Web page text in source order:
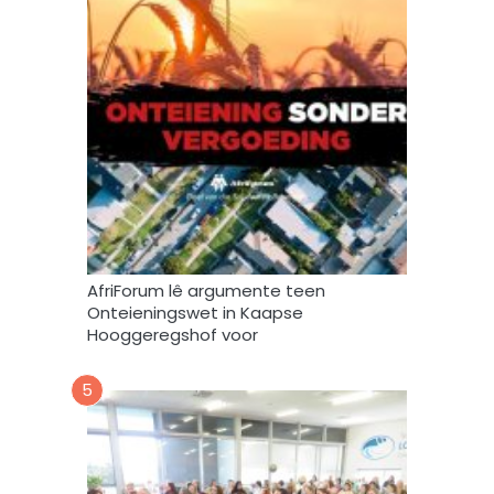
s
t
o
o
e
n
g
e
b
r
u
i
k
AfriForum lê argumente teen
Onteieningswet in Kaapse
Hooggeregshof voor
5